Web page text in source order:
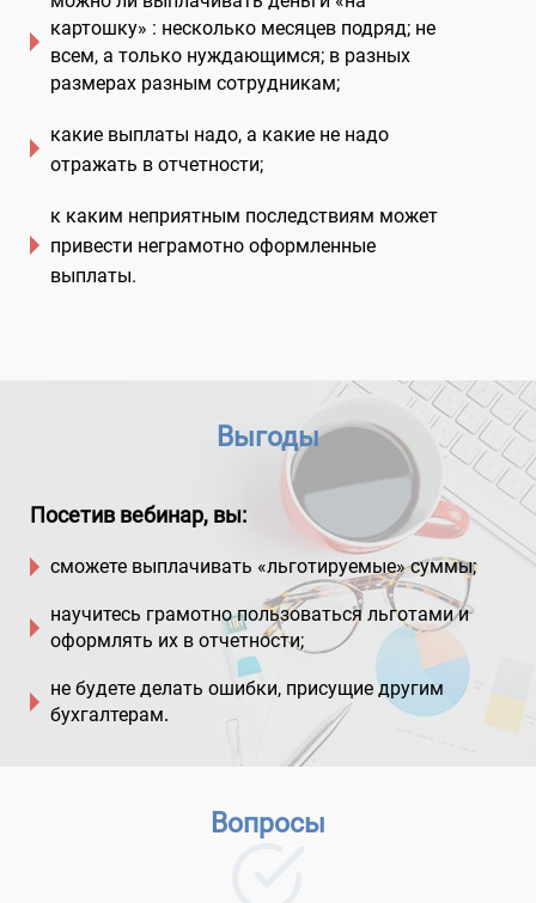
картошку» : несколько месяцев подряд; не
всем, а только нуждающимся; в разных
размерах разным сотрудникам;
какие выплаты надо, а какие не надо
отражать в отчетности;
к каким неприятным последствиям может
привести неграмотно оформленные
выплаты.
Выгоды
Посетив вебинар, вы:
сможете выплачивать «льготируемые» суммы;
научитесь грамотно пользоваться льготами и
оформлять их в отчетности;
не будете делать ошибки, присущие другим
бухгалтерам.
Вопросы